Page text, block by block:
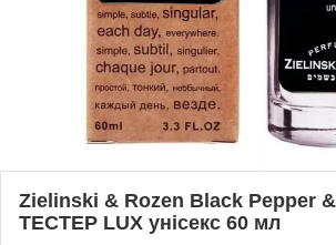
Zielinski & Rozen Black Pepper
ТЕСТЕР LUX унісекс 60 мл